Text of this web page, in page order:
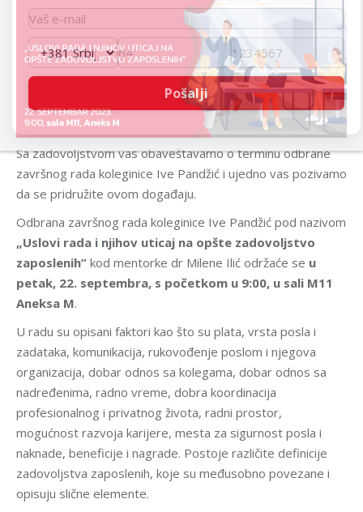
Sa zadovoljstvom vas obaveštavamo o terminu odbrane
završnog rada koleginice Ive Pandžić i ujedno vas pozivamo
da se pridružite ovom događaju.
Odbrana završnog rada koleginice Ive Pandžić pod nazivom
„Uslovi rada i njihov uticaj na opšte zadovoljstvo
zaposlenih” kod mentorke dr Milene Ilić održaće se u
petak, 22. septembra, s početkom u 9:00, u sali M11
Aneksa M.
U radu su opisani faktori kao što su plata, vrsta posla i
zadataka, komunikacija, rukovođenje poslom i njegova
organizacija, dobar odnos sa kolegama, dobar odnos sa
nadređenima, radno vreme, dobra koordinacija
profesionalnog i privatnog života, radni prostor,
mogućnost razvoja karijere, mesta za sigurnost posla i
naknade, beneficije i nagrade. Postoje različite definicije
zadovoljstva zaposlenih, koje su međusobno povezane i
opisuju slične elemente.